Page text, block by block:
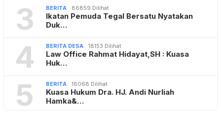
3 BERITA 86859 Dilihat
Ikatan Pemuda Tegal Bersatu Nyatakan
Duk…
4 BERITA DESA 18153 Dilihat
Law Office Rahmat Hidayat,SH : Kuasa
Huk…
5 BERITA 18068 Dilihat
Kuasa Hukum Dra. HJ. Andi Nurliah
Hamka&…